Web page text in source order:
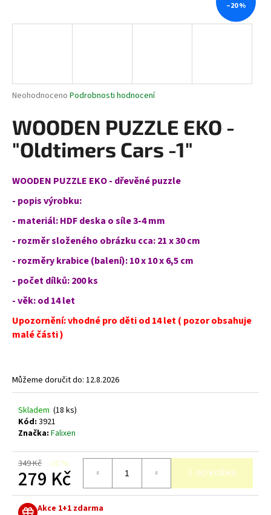
Průměrné
produktu
je
0,0
hvězdiček.
Neohodnoceno Podrobnosti hodnocení
WOODEN PUZZLE EKO -
"Oldtimers Cars -1"
WOODEN PUZZLE EKO - dřevěné puzzle
- popis výrobku:
- materiál:HDF deska o síle 3-4 mm
- rozměr složeného obrázku cca:21 x 30 cm
- rozměry krabice (balení):10 x 10 x 6,5 cm
- počet dílků: 200 ks
- věk:od 14 let
Upozornění: vhodné pro děti od 14 let ( pozor obsahuje
malé části )
Můžeme doručit do: 12.8.2026
Skladem (18 ks)
Kód: 3921
Značka: Falixen
349 Kč –20 %
279 Kč
Měrná
cena:
DO KOŠÍKU
Akce 1+1 zdarma
–20 %
o
p
r
u
u
j
m
e